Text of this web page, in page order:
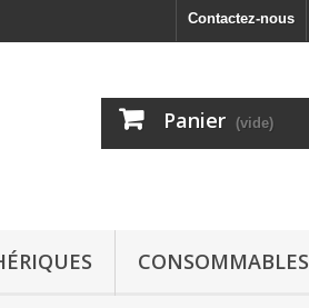
Contactez-nous
Panier (vide)
CONSOMMABLES